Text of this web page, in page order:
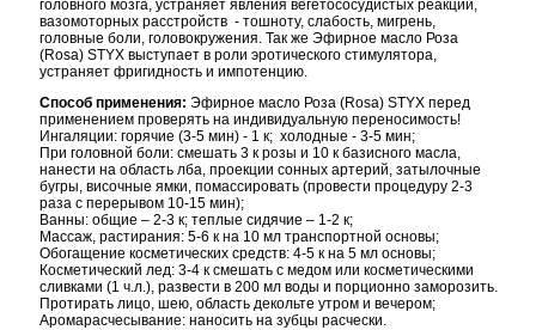
головного мозга, устраняет явления вегетососудистых реакций,
вазомоторных расстройств - тошноту, слабость, мигрень,
головные боли, головокружения. Так же Эфирное масло Роза
(Rosa) STYX выступает в роли эротического стимулятора,
устраняет фригидность и импотенцию.
Способ применения: Эфирное масло Роза (Rosa) STYX перед
применением проверять на индивидуальную переносимость!
Ингаляции: горячие (3-5 мин) - 1 к; холодные - 3-5 мин;
При головной боли: смешать 3 к розы и 10 к базисного масла,
нанести на область лба, проекции сонных артерий, затылочные
бугры, височные ямки, помассировать (провести процедуру 2-3
раза с перерывом 10-15 мин);
Ванны: общие – 2-3 к; теплые сидячие – 1-2 к;
Массаж, растирания: 5-6 к на 10 мл транспортной основы;
Обогащение косметических средств: 4-5 к на 5 мл основы;
Косметический лед: 3-4 к смешать с медом или косметическими
сливками (1 ч.л.), развести в 200 мл воды и порционно заморозить.
Протирать лицо, шею, область декольте утром и вечером;
Аромарасчесывание: наносить на зубцы расчески.